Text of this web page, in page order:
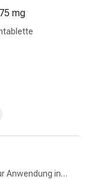
mg
Anwendung in